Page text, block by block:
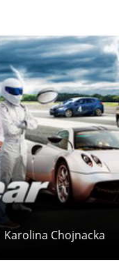
Karolina Chojnacka